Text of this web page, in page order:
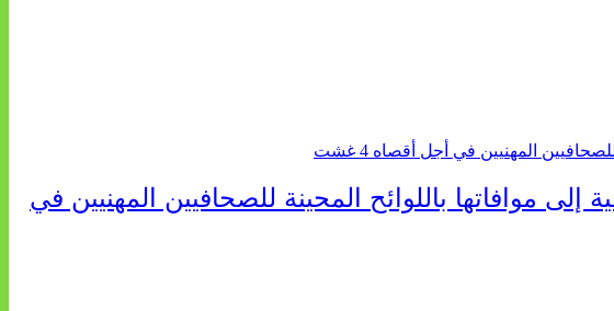
موافاتها باللوائح المحينة للصحافيين المهنيين في